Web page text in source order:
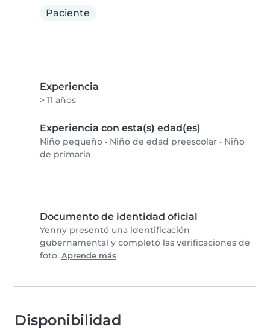
Paciente
Experiencia
> 11 años
Experiencia con esta(s) edad(es)
Niño pequeño • Niño de edad preescolar • Niño
de primaria
Documento de identidad oficial
Yenny presentó una identificación
gubernamental y completó las verificaciones de
foto. Aprende más
Disponibilidad